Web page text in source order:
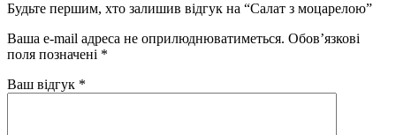
Будьте першим, хто залишив відгук на “Салат з моцарелою”
Ваша e-mail адреса не оприлюднюватиметься. Обов’язкові
поля позначені *
Ваш відгук *